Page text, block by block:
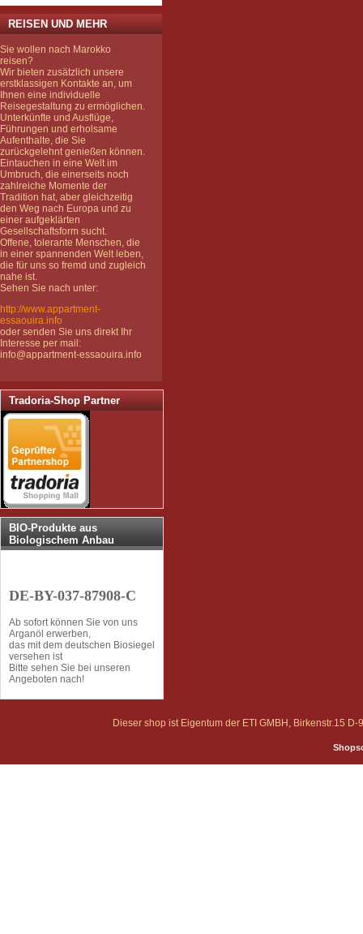
REISEN UND MEHR
Sie wollen nach Marokko
reisen?
Wir bieten zusätzlich unsere
erstklassigen Kontakte an, um
Ihnen eine individuelle
Reisegestaltung zu ermöglichen.
Unterkünfte und Ausflüge,
Führungen und erholsame
Aufenthalte, die Sie
zurückgelehnt genießen können.
Eintauchen in eine Welt im
Umbruch, die einerseits noch
zahlreiche Momente der
Tradition hat, aber gleichzeitig
den Weg nach Europa und zu
einer aufgeklärten
Gesellschaftsform sucht.
Offene, tolerante Menschen, die
in einer spannenden Welt leben,
die für uns so fremd und zugleich
nahe ist.
Sehen Sie nach unter:
http://www.appartment-
essaouira.info
oder senden Sie uns direkt Ihr
Interesse per mail:
info@appartment-essaouira.info
Tradoria-Shop Partner
BIO-Produkte aus
Biologischem Anbau
DE-BY-037-87908-C
Ab sofort können Sie von uns
Arganöl erwerben,
das mit dem deutschen Biosiegel
versehen ist
Bitte sehen Sie bei unseren
Angeboten nach!
Dieser shop ist Eigentum der ETI GMBH, Birkenstr.15